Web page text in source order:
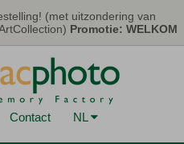
(met uitzondering van
Promotie: WELKOM
Contact NL